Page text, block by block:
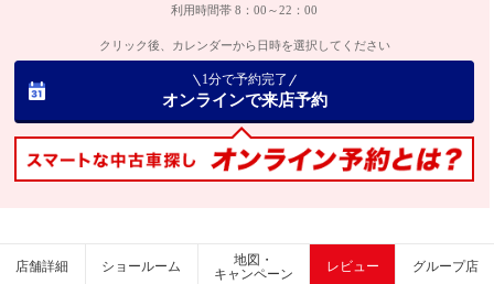
利用時間帯 8：00～22：00
クリック後、カレンダーから日時を選択してください
1分で予約完了
オンラインで来店予約
店舗詳細 ショールーム
地図・
キャンペーン
レビュー グループ店